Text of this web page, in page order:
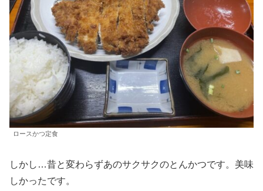
ロースかつ定食
しかし…昔と変わらずあのサクサクのとんかつです。美味
しかったです。